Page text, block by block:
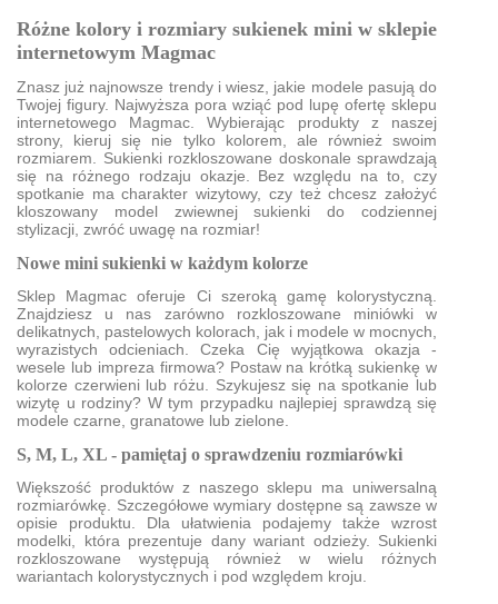
Różne kolory i rozmiary sukienek mini w sklepie
internetowym Magmac
Znasz już najnowsze trendy i wiesz, jakie modele pasują do
Twojej figury. Najwyższa pora wziąć pod lupę ofertę sklepu
internetowego Magmac. Wybierając produkty z naszej
strony, kieruj się nie tylko kolorem, ale również swoim
rozmiarem. Sukienki rozkloszowane doskonale sprawdzają
się na różnego rodzaju okazje. Bez względu na to, czy
spotkanie ma charakter wizytowy, czy też chcesz założyć
kloszowany model zwiewnej sukienki do codziennej
stylizacji, zwróć uwagę na rozmiar!
Nowe mini sukienki w każdym kolorze
Sklep Magmac oferuje Ci szeroką gamę kolorystyczną.
Znajdziesz u nas zarówno rozkloszowane miniówki w
delikatnych, pastelowych kolorach, jak i modele w mocnych,
wyrazistych odcieniach. Czeka Cię wyjątkowa okazja -
wesele lub impreza firmowa? Postaw na krótką sukienkę w
kolorze czerwieni lub różu. Szykujesz się na spotkanie lub
wizytę u rodziny? W tym przypadku najlepiej sprawdzą się
modele czarne, granatowe lub zielone.
S, M, L, XL - pamiętaj o sprawdzeniu rozmiarówki
Większość produktów z naszego sklepu ma uniwersalną
rozmiarówkę. Szczegółowe wymiary dostępne są zawsze w
opisie produktu. Dla ułatwienia podajemy także wzrost
modelki, która prezentuje dany wariant odzieży. Sukienki
rozkloszowane występują również w wielu różnych
wariantach kolorystycznych i pod względem kroju.